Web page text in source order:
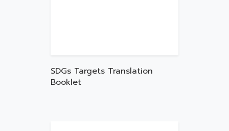
SDGs Targets Translation
Booklet